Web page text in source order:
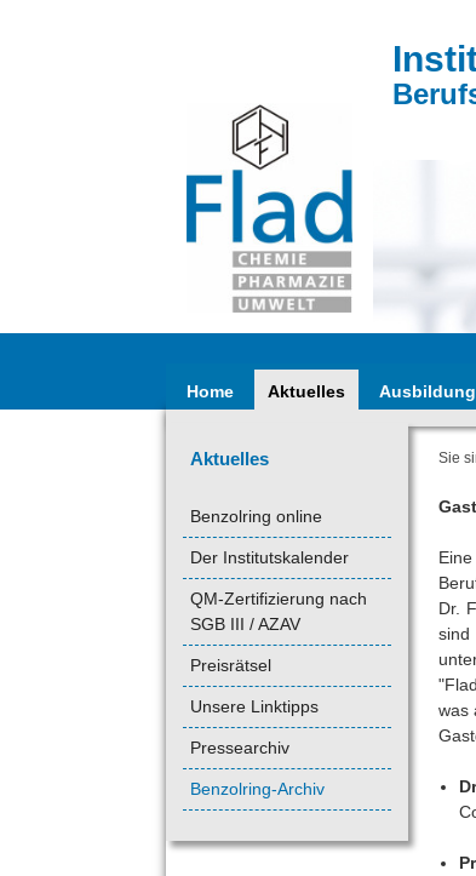
Home Aktuelles Ausbildung
Aktuelles
Benzolring online
Der Institutskalender
QM-Zertifizierung nach
SGB III / AZAV
Preisrätsel
Unsere Linktipps
Pressearchiv
Benzolring-Archiv
Sie
Dr.
sind
was